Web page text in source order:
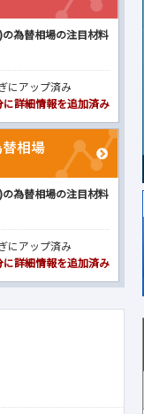
為替相場の注目材料
にアップ済み
詳細情報を追加済み
為替相場の注目材料
にアップ済み
詳細情報を追加済み